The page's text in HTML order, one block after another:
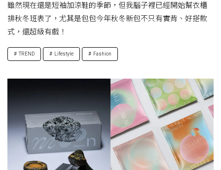
雖然現在還是短袖加涼鞋的季節，但我腦子裡已經開始幫衣櫃
排秋冬班表了，尤其是包包今年秋冬新包不只有實背、好搭款
式，還超級有戲！
TREND Lifestyle Fashion